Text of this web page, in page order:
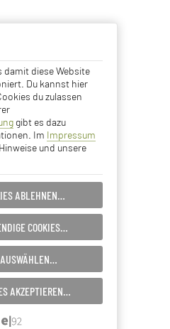
damit diese Website
Du kannst hier
du zulassen
gibt es dazu
Im Impressum
und unsere
ABLEHNEN…
COOKIES…
AUSWÄHLEN…
AKZEPTIEREN…
Essentielle Cookies
Advertising Cookies
SPEICHERN…